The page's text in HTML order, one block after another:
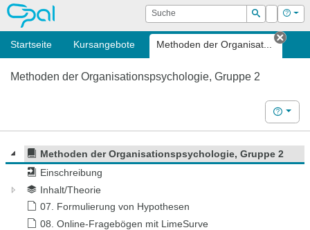
OPAL Suche
Suchen
Login Hilfe
Startseite Kursangebote Methoden der Organisat...
Tab
Methoden der Organisationspsychologie, Gruppe 2
Hilfe
Methoden der Organisationspsychologie, Gruppe 2
Einschreibung
Inhalt/Theorie
07. Formulierung von Hypothesen
08. Online-Fragebögen mit LimeSurve